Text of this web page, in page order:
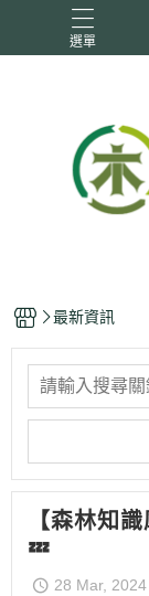
選單
優惠活動 安定
最新資訊
【森林知
💤
28 Mar, 2024